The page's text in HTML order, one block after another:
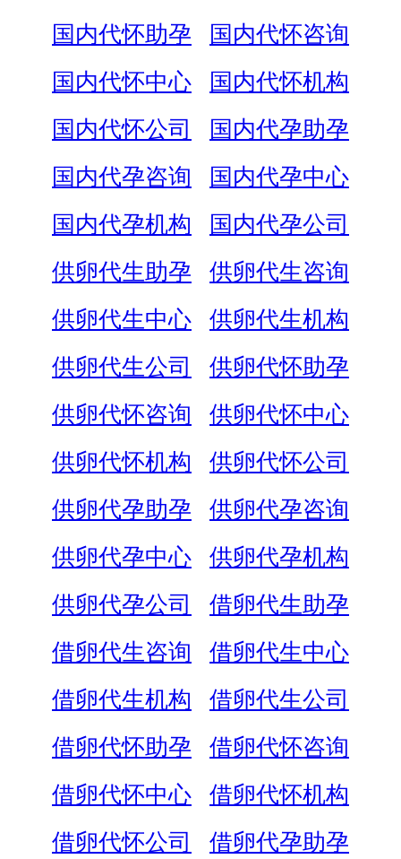
国内代怀助孕
国内代怀咨询
国内代怀中心
国内代怀机构
国内代怀公司
国内代孕助孕
国内代孕咨询
国内代孕中心
国内代孕机构
国内代孕公司
供卵代生助孕
供卵代生咨询
供卵代生中心
供卵代生机构
供卵代生公司
供卵代怀助孕
供卵代怀咨询
供卵代怀中心
供卵代怀机构
供卵代怀公司
供卵代孕助孕
供卵代孕咨询
供卵代孕中心
供卵代孕机构
供卵代孕公司
借卵代生助孕
借卵代生咨询
借卵代生中心
借卵代生机构
借卵代生公司
借卵代怀助孕
借卵代怀咨询
借卵代怀中心
借卵代怀机构
借卵代怀公司
借卵代孕助孕